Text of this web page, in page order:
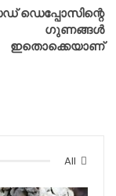
ഡെപ്പോസിന്റെ
ഗുണങ്ങൾ
ഇതൊക്കെയാണ്
All